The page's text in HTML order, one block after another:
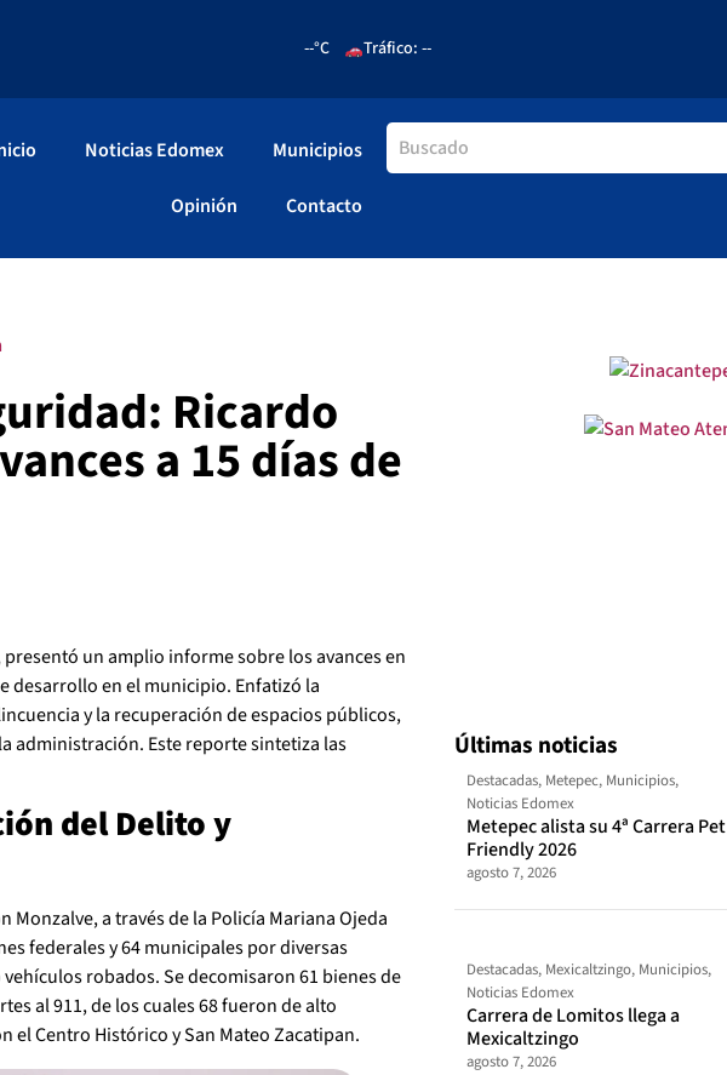
--°C Tráfico: --
Noticias Edomex Municipios
Opinión Contacto
Ricardo
a 15 días de
un amplio informe sobre los avances en
desarrollo en el municipio. Enfatizó la
y la recuperación de espacios públicos,
administración. Este reporte sintetiza las
del Delito y
a través de la Policía Mariana Ojeda
federales y 64 municipales por diversas
robados. Se decomisaron 61 bienes de
al 911, de los cuales 68 fueron de alto
el Centro Histórico y San Mateo Zacatipan.
Últimas noticias
Destacadas, Metepec, Municipios,
Noticias Edomex
Metepec alista su 4ª Carrera Pet
Friendly 2026
agosto 7, 2026
Destacadas, Mexicaltzingo, Municipios,
Noticias Edomex
Carrera de Lomitos llega a
Mexicaltzingo
agosto 7, 2026